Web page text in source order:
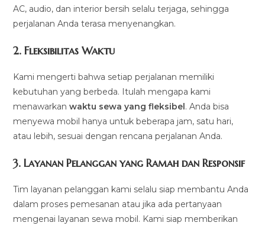
AC, audio, dan interior bersih selalu terjaga, sehingga
perjalanan Anda terasa menyenangkan.
2.Fleksibilitas Waktu
Kami mengerti bahwa setiap perjalanan memiliki
kebutuhan yang berbeda. Itulah mengapa kami
menawarkanwaktu sewa yang fleksibel. Anda bisa
menyewa mobil hanya untuk beberapa jam, satu hari,
atau lebih, sesuai dengan rencana perjalanan Anda.
3.Layanan Pelanggan yang Ramah dan Responsif
Tim layanan pelanggan kami selalu siap membantu Anda
dalam proses pemesanan atau jika ada pertanyaan
mengenai layanan sewa mobil. Kami siap memberikan